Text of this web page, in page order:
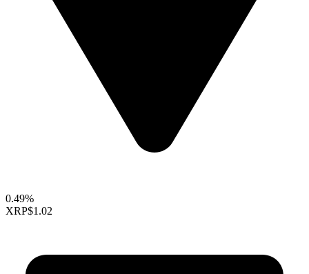
0.49%
XRP$1.02